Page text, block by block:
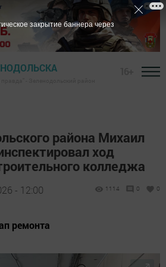
района Михаил
ход
колледжа
- 12:00 1114 0 0
ремонта
закрытие баннера через